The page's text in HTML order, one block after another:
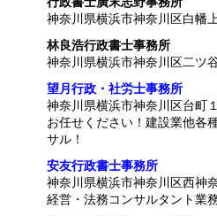
神奈川県横浜市神奈川区白幡
林良浩行政書士事務所
神奈川県横浜市神奈川区二ツ
望月行政・社労士事務所
神奈川県横浜市神奈川区台町
お任せください！建設業他各
サル！
安友行政書士事務所
神奈川県横浜市神奈川区西神
経営・法務コンサルタント業